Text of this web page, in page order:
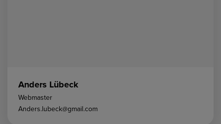
Anders Lübeck
Webmaster
Anders.lubeck@gmail.com